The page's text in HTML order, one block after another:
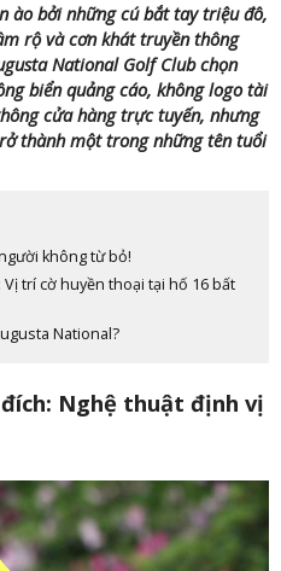
ào bởi những cú bắt tay triệu đô,
rộ và cơn khát truyền thông
National Golf Club chọn
biển quảng cáo, không logo tài
cửa hàng trực tuyến, nhưng
thành một trong những tên tuổi
không từ bỏ!
trí cờ huyền thoại tại hố 16 bất
National?
Nghệ thuật định vị